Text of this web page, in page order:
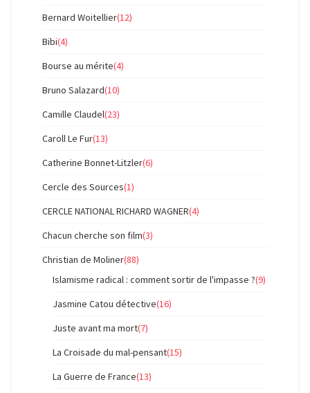
Bernard Woitellier(12)
Bibi(4)
Bourse au mérite(4)
Bruno Salazard(10)
Camille Claudel(23)
Caroll Le Fur(13)
Catherine Bonnet-Litzler(6)
Cercle des Sources(1)
CERCLE NATIONAL RICHARD WAGNER(4)
Chacun cherche son film(3)
Christian de Moliner(88)
Islamisme radical : comment sortir de l'impasse ?(9)
Jasmine Catou détective(16)
Juste avant ma mort(7)
La Croisade du mal-pensant(15)
La Guerre de France(13)